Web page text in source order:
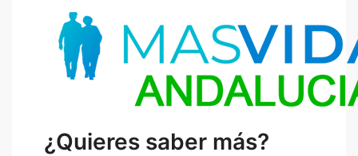
¿Quieres saber más?